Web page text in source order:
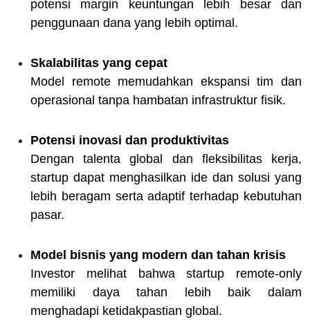
potensi margin keuntungan lebih besar dan
penggunaan dana yang lebih optimal.
Skalabilitas yang cepat
Model remote memudahkan ekspansi tim dan
operasional tanpa hambatan infrastruktur fisik.
Potensi inovasi dan produktivitas
Dengan talenta global dan fleksibilitas kerja,
startup dapat menghasilkan ide dan solusi yang
lebih beragam serta adaptif terhadap kebutuhan
pasar.
Model bisnis yang modern dan tahan krisis
Investor melihat bahwa startup remote-only
memiliki daya tahan lebih baik dalam
menghadapi ketidakpastian global.